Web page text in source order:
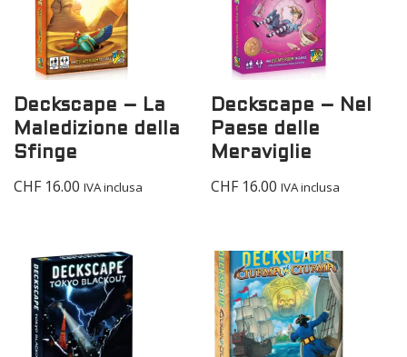
Deckscape – La
Maledizione della
Sfinge
CHF16.00 IVA inclusa
Deckscape – Nel
Paese delle
Meraviglie
CHF16.00 IVA inclusa